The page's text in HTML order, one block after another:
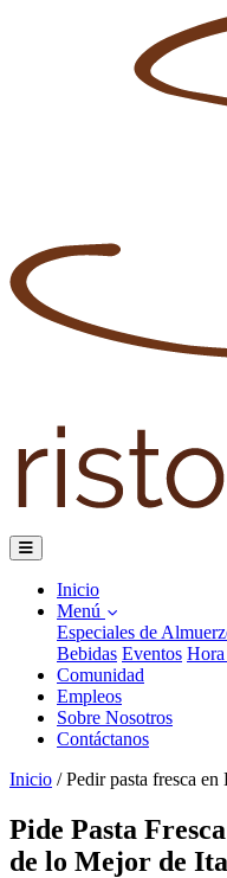
Inicio
Menú
Especiales de
Bebidas Eventos
Comunidad
Empleos
Sobre Nosotros
Contáctanos
Inicio / Pedir pasta fresca en
Pide Pasta
de lo Mejor de